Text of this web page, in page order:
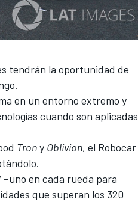
tendrán la oportunidad de
en un entorno extremo y
cuando son aplicadas
Trony Oblivion, el Robocar
en cada rueda para
que superan los 320